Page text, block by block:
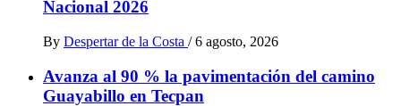
Nacional 2026
By Despertar de la Costa / 6 agosto, 2026
Avanza al 90 % la pavimentación del camino
Guayabillo en Tecpan